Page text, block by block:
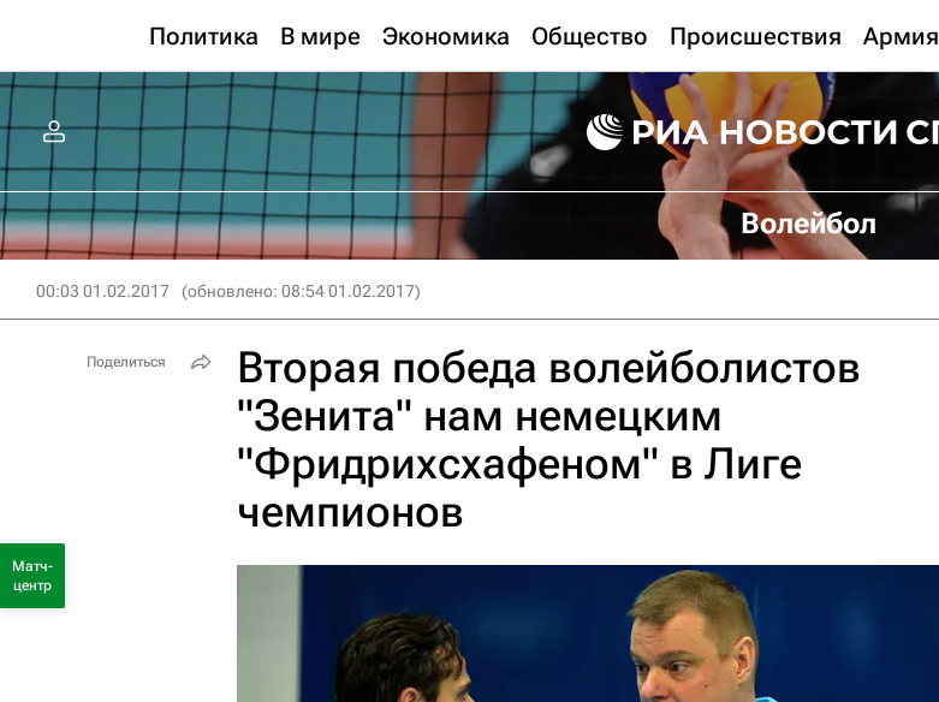
Политика В мире Экономика Общество Происшествия Армия
Волейбол
00:03 01.02.2017 (обновлено: 08:54 01.02.2017)
Вторая победа волейболистов
"Зенита" нам немецким
"Фридрихсхафеном" в Лиге
чемпионов
Поделиться
Матч-
центр